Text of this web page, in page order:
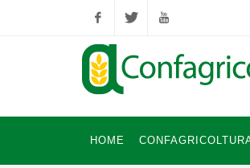
FacebookTwitter YouTube
HOME